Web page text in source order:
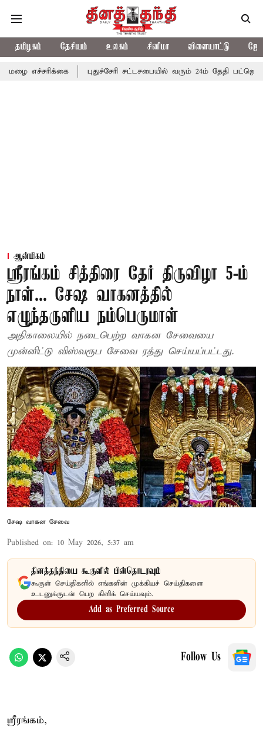
தமிழகம் தேசியம் உலகம் சினிமா விளையாட்டு
புதுச்சேரி சட்டசபையில் வரும் 24ம் தேதி பட்ஜெட் தாக்கல்
ஆன்மிகம்
ஸ்ரீரங்கம் சித்திரை தேர் திருவிழா 5-ம்
நாள்... சேஷ வாகனத்தில்
எழுந்தருளிய நம்பெருமாள்
அதிகாலையில் நடைபெற்ற வாகன சேவையை
முன்னிட்டு விஸ்வரூப சேவை ரத்து செய்யப்பட்டது.
சேஷ வாகன சேவை
Published on: 10 May 2026, 5:37 am
தினத்தந்தியை கூகுளில் பின்தொடரவும்
கூகுள் செய்திகளில் எங்களின் முக்கியச் செய்திகளை
உடனுக்குடன் பெற கிளிக் செய்யவும்.
Add as Preferred Source
Follow Us
ஸ்ரீரங்கம்,